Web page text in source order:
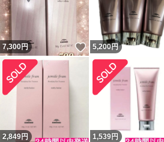
7,300円 いいね！
5,200円
2,849円 1,539円